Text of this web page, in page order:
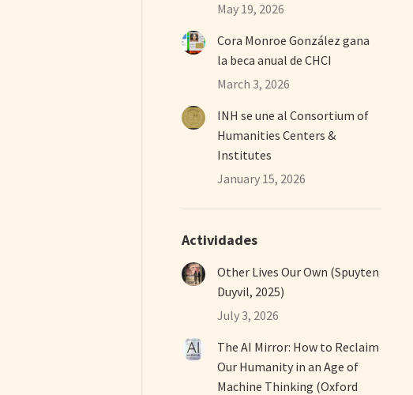
May 19, 2026
Cora Monroe González gana
la beca anual de CHCI
March 3, 2026
INH se une al Consortium of
Humanities Centers &
Institutes
January 15, 2026
Actividades
Other Lives Our Own (Spuyten
Duyvil, 2025)
July 3, 2026
The AI Mirror: How to Reclaim
Our Humanity in an Age of
Machine Thinking (Oxford